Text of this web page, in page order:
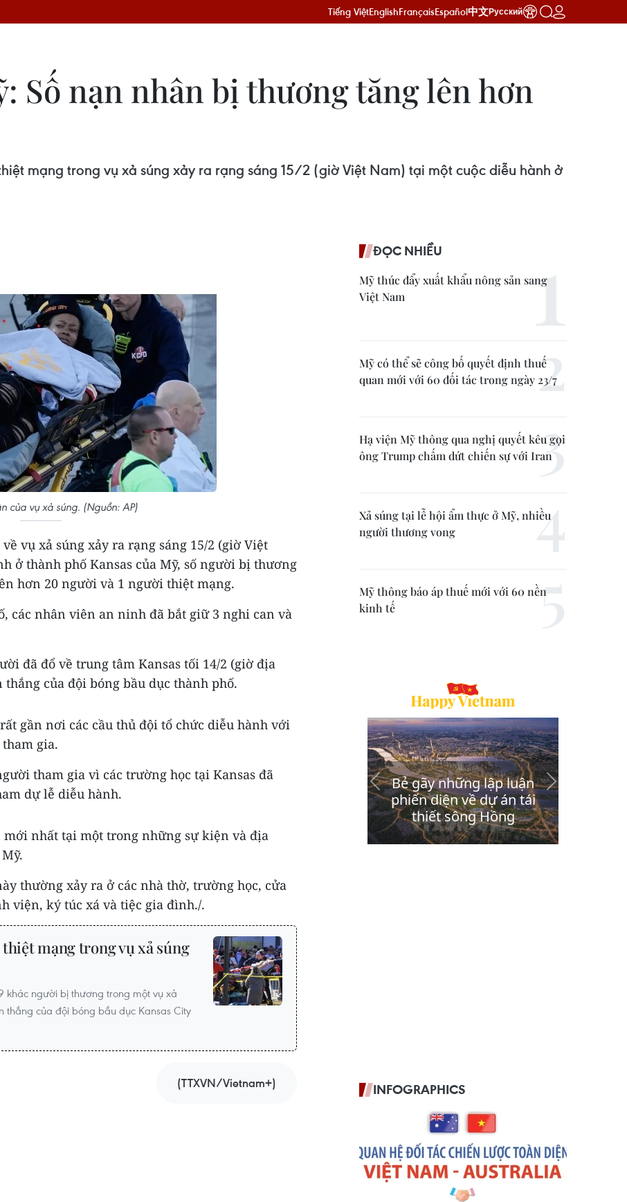
Tiếng ViệtEnglishFrançaisEspañol中文Русский
Số nạn nhân bị thương tăng lên hơn
mạng trong vụ xả súng xảy ra rạng sáng 15/2 (giờ Việt Nam) tại một cuộc diễu hành ở
của vụ xả súng. (Nguồn: AP)
vụ xả súng xảy ra rạng sáng 15/2 (giờ Việt
ở thành phố Kansas của Mỹ, số người bị thương
hơn 20 người và 1 người thiệt mạng.
các nhân viên an ninh đã bắt giữ 3 nghi can và
đã đổ về trung tâm Kansas tối 14/2 (giờ địa
của đội bóng bầu dục thành phố.
gần nơi các cầu thủ đội tổ chức diễu hành với
gia.
tham gia vì các trường học tại Kansas đã
dự lễ diễu hành.
nhất tại một trong những sự kiện và địa
thường xảy ra ở các nhà thờ, trường học, cửa
viện, ký túc xá và tiệc gia đình./.
mạng trong vụ xả súng
người bị thương trong một vụ xả
thắng của đội bóng bầu dục Kansas City
(TTXVN/Vietnam+)
ĐỌC NHIỀU
Mỹ thúc đẩy xuất khẩu nông sản sang
Việt Nam
Mỹ có thể sẽ công bố quyết định thuế
quan mới với 60 đối tác trong ngày 23/7
Hạ viện Mỹ thông qua nghị quyết kêu gọi
ông Trump chấm dứt chiến sự với Iran
Xả súng tại lễ hội ẩm thực ở Mỹ, nhiều
người thương vong
Mỹ thông báo áp thuế mới với 60 nền
kinh tế
INFOGRAPHICS